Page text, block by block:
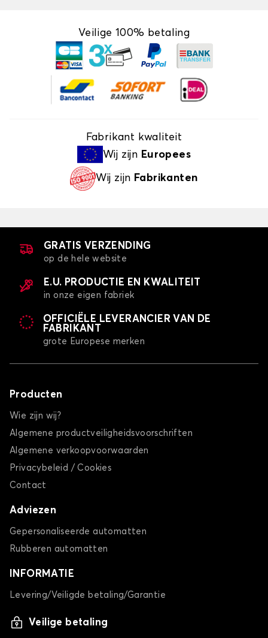
Veilige 100% betaling
Fabrikant kwaliteit
Wij zijn Europees
Wij zijn Fabrikanten
GRATIS VERZENDING
op de hele website
E.U. PRODUCTIE EN KWALITEIT
in onze eigen fabriek
OFFICIËLE LEVERANCIER VAN DE
FABRIKANT
grote Europese merken
Producten
Wie zijn wij?
Algemene productveiligheidsvoorschriften
Algemene verkoopvoorwaarden
Privacybeleid / Cookies
Contact
Adviezen
Gepersonaliseerde automatten
Rubberen automatten
INFORMATIE
Levering/Veiligde betaling/Garantie
Veilige betaling